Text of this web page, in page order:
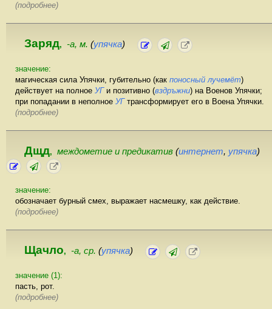
(подробнее)
Заряд, -а, м. (упячка)
значение:
магическая сила Упячки, губительно (как поносный лучемёт)
действует на полное УГи позитивно (вздръжни) на Военов Упячки;
при попадании в неполное УГтрансформирует его в Воена Упячки.
(подробнее)
Дщд, междометие и предикатив (интернет, упячка)
значение:
обозначает бурный смех, выражает насмешку, как действие.
(подробнее)
Щачло, -а, ср. (упячка)
значение (1):
пасть, рот.
(подробнее)